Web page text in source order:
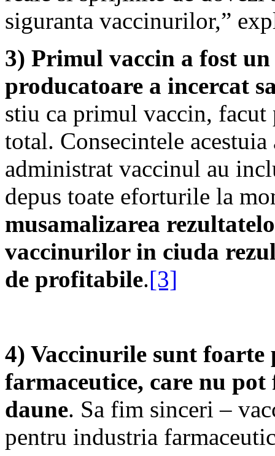
siguranta vaccinurilor,”
3) Primul vaccin a fost
producatoare a incercat
stiu ca primul vaccin, facut
total. Consecintele
administrat vaccinul au
depus toate eforturile la
musamalizarea
vaccinurilor in ciuda
de profitabile.[3]
4) Vaccinurile sunt
farmaceutice, care nu
daune. Sa fim sinceri –
pentru industria